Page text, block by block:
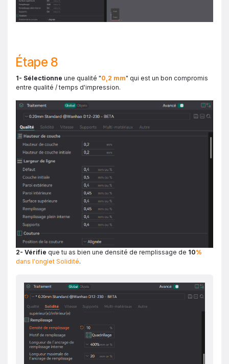
Étape 8
1- Sélectionne une qualité "0,2 mm" qui est un bon compromis
entre qualité / temps d'impression.
2- Vérifie que tu as bien une densité de remplissage de 10%
dans l'onglet Solidité.